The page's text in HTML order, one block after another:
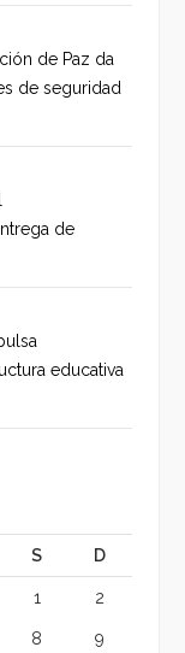
de Paz da
de seguridad
de
educativa
S D
1 2
8 9